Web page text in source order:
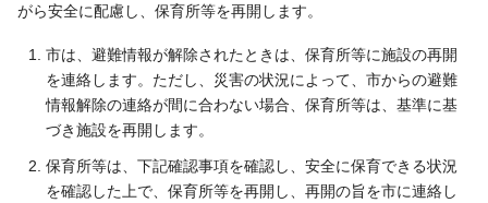
がら安全に配慮し、保育所等を再開します。
市は、避難情報が解除されたときは、保育所等に施設の再開
を連絡します。ただし、災害の状況によって、市からの避難
情報解除の連絡が間に合わない場合、保育所等は、基準に基
づき施設を再開します。
保育所等は、下記確認事項を確認し、安全に保育できる状況
を確認した上で、保育所等を再開し、再開の旨を市に連絡し